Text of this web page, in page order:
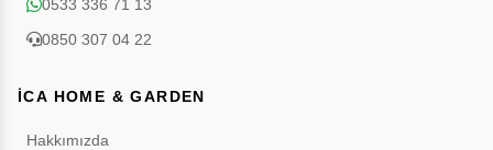
0533 336 71 13
0850 307 04 22
İCA HOME & GARDEN
Hakkımızda